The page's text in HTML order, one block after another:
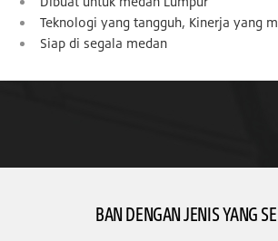
Teknologi yang tangguh, Kinerja yang
Siap di segala medan
BAN DENGAN JENIS YANG